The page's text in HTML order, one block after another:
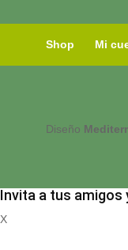
Shop Mi
Diseño
Invita a tus amigos
X